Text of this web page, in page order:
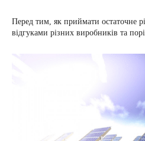
Перед тим, як приймати остаточне
відгуками різних виробників та